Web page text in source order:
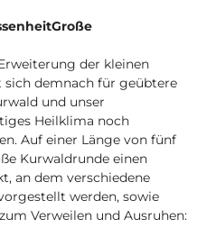
Große
der kleinen
demnach für geübtere
und unser
Heilklima noch
Auf einer Länge von fünf
Kurwaldrunde einen
an dem verschiedene
werden, sowie
Verweilen und Ausruhen: